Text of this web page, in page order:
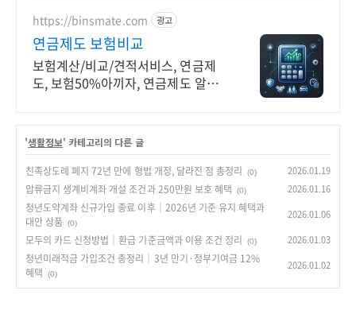
https://binsmate.com 광고
연금제도 보험비교
보험계산/비교/견적서비스, 연금제
도, 보험50%아끼자, 연금제도 알뜰
'생활정보' 카테고리의 다른 글
친족상도례 폐지 72년 만에 형법 개정, 달라진 점 총정리 (0) 2026.01.19
압류금지 생계비계좌 개설 조건과 250만원 보호 혜택 (0) 2026.01.16
청년도약계좌 신규가입 종료 이후｜2026년 기준 유지 혜택과
대안 상품 (0)
2026.01.06
모두의 카드 신청방법｜환급 기준금액과 이용 조건 정리 (0) 2026.01.03
청년미래적금 가입조건 총정리｜3년 만기·정부기여금 12%
혜택
(0)
2026.01.02